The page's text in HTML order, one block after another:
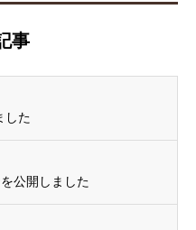
事
した
公開しました